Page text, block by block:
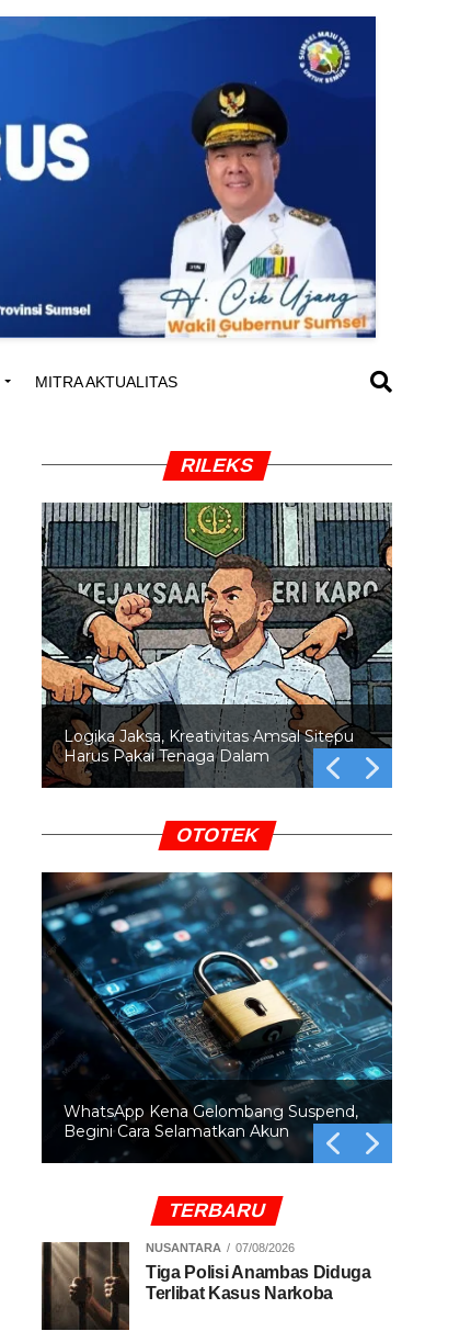
MITRA AKTUALITAS
RILEKS
Swafoto di Lokasi Bencana: Empati
atau Pamer?
OTOTEK
BRIN Ingatkan Orbit Bumi Makin Padat
Ancaman Tabrakan Satelit Mengintai
TERBARU
NUSANTARA 07/08/2026
Tiga Polisi Anambas Diduga
Terlibat Kasus Narkoba